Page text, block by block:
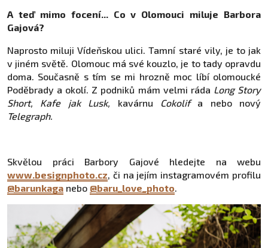
A teď mimo focení... Co v Olomouci miluje Barbora
Gajová?
Naprosto miluji Vídeňskou ulici. Tamní staré vily, je to jak
v jiném světě. Olomouc má své kouzlo, je to tady opravdu
doma. Současně s tím se mi hrozně moc líbí olomoucké
Poděbrady a okolí. Z podniků mám velmi ráda Long Story
Short, Kafe jak Lusk, kavárnu Cokolif a nebo nový
Telegraph.
Skvělou práci Barbory Gajové hledejte na webu
www.besignphoto.cz, či na jejím instagramovém profilu
@barunkaga nebo @baru_love_photo.